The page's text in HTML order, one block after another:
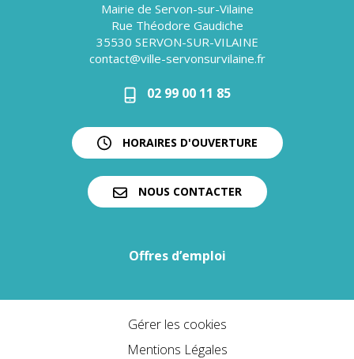
Mairie de Servon-sur-Vilaine
Rue Théodore Gaudiche
35530 SERVON-SUR-VILAINE
contact@ville-servonsurvilaine.fr
02 99 00 11 85
HORAIRES D'OUVERTURE
NOUS CONTACTER
Offres d’emploi
Gérer les cookies
Mentions Légales